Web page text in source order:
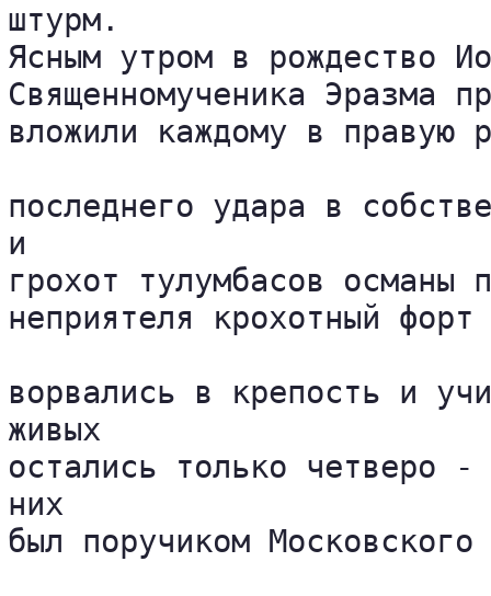
штурм.
Ясным утром в рождество
Священномученика Эразма
вложили каждому в
последнего удара в
и
грохот тулумбасов
неприятеля крохотный
ворвались в крепость и
живых
остались только четверо
них
был поручиком